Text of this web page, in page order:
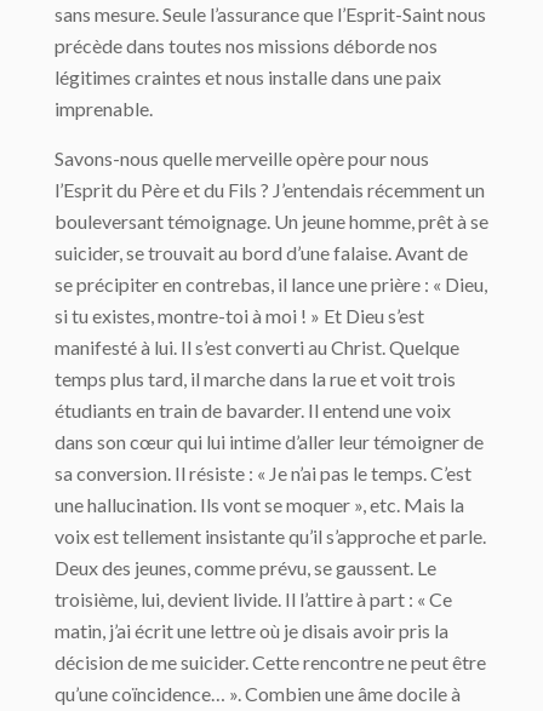
sans mesure. Seule l’assurance que l’Esprit-Saint nous
précède dans toutes nos missions déborde nos
légitimes craintes et nous installe dans une paix
imprenable.
Savons-nous quelle merveille opère pour nous
l’Esprit du Père et du Fils ? J’entendais récemment un
bouleversant témoignage. Un jeune homme, prêt à se
suicider, se trouvait au bord d’une falaise. Avant de
se précipiter en contrebas, il lance une prière : « Dieu,
si tu existes, montre-toi à moi ! » Et Dieu s’est
manifesté à lui. Il s’est converti au Christ. Quelque
temps plus tard, il marche dans la rue et voit trois
étudiants en train de bavarder. Il entend une voix
dans son cœur qui lui intime d’aller leur témoigner de
sa conversion. Il résiste : « Je n’ai pas le temps. C’est
une hallucination. Ils vont se moquer », etc. Mais la
voix est tellement insistante qu’il s’approche et parle.
Deux des jeunes, comme prévu, se gaussent. Le
troisième, lui, devient livide. Il l’attire à part : « Ce
matin, j’ai écrit une lettre où je disais avoir pris la
décision de me suicider. Cette rencontre ne peut être
qu’une coïncidence… ». Combien une âme docile à